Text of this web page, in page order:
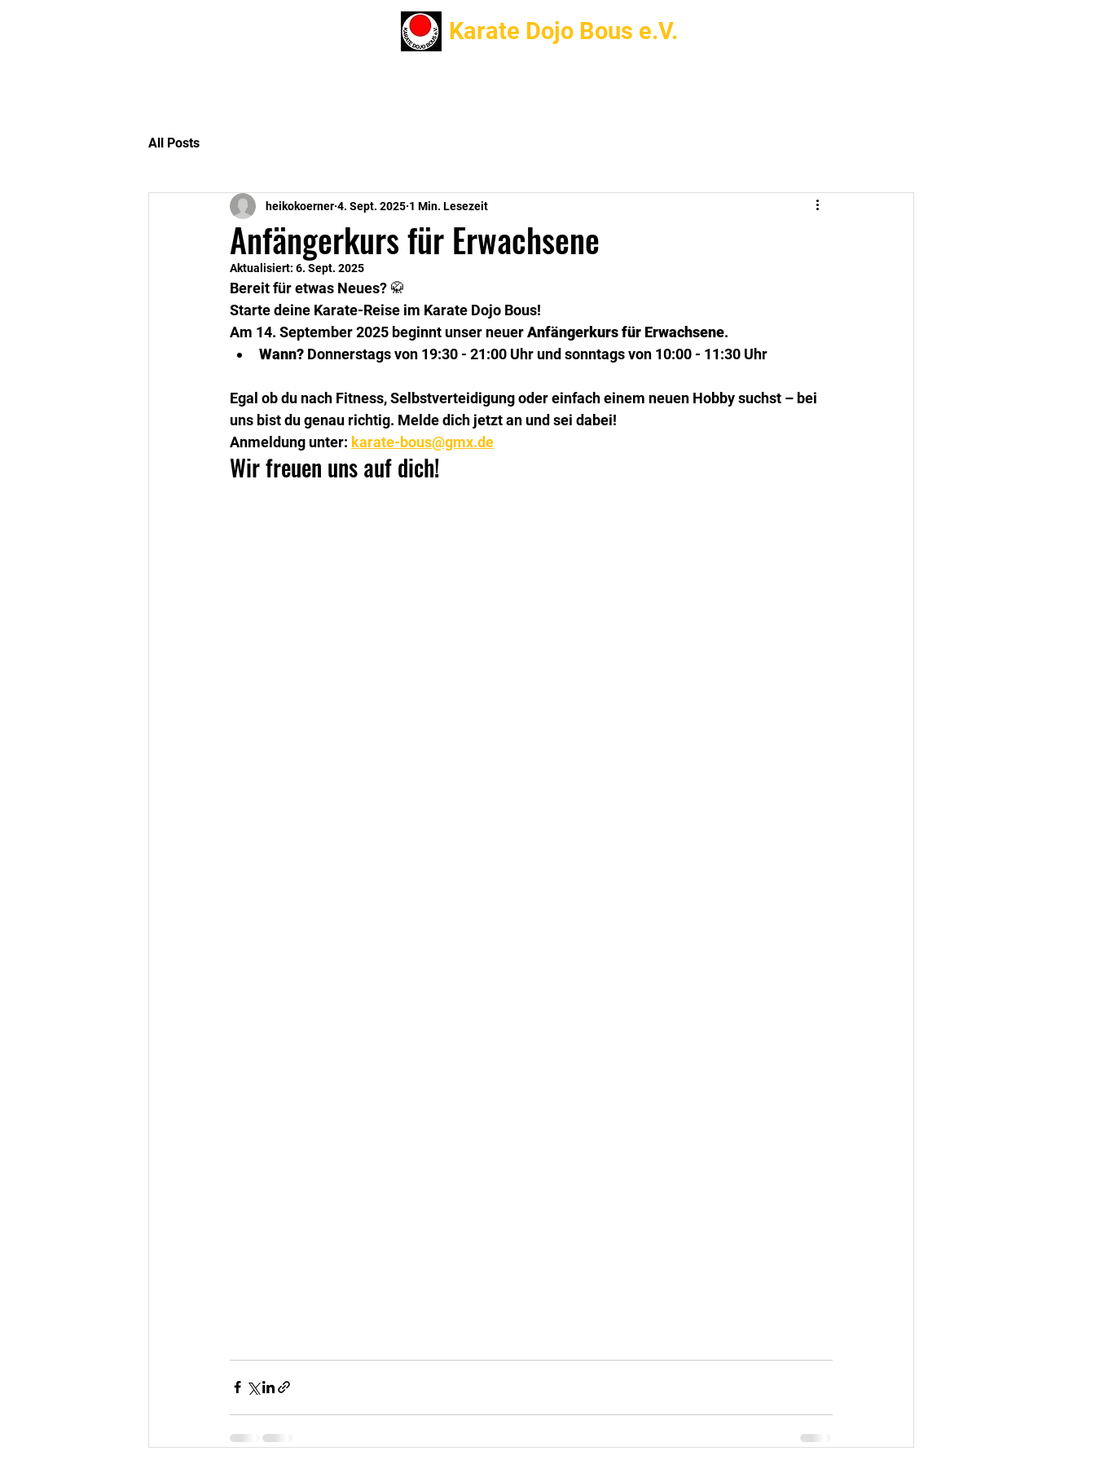
Karate Dojo Bous e.V.
All Posts
Anfängerkurs für Erwachsene
heikokoerner 4. Sept. 2025 1 Min. Lesezeit
Aktualisiert: 6. Sept. 2025
Bereit für etwas Neues? 🥋
​Starte deine Karate-Reise im Karate Dojo Bous!
​Am 14. September 2025 beginnt unser neuer Anfängerkurs für Erwachsene.
Wann? Donnerstags von 19:30 - 21:00 Uhr und sonntags von 10:00 - 11:30 Uhr
​Egal ob du nach Fitness, Selbstverteidigung oder einfach einem neuen Hobby suchst – bei
uns bist du genau richtig. Melde dich jetzt an und sei dabei!
​Anmeldung unter: karate-bous@gmx.de
​Wir freuen uns auf dich!